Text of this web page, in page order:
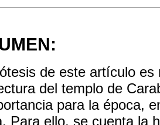
de este artículo
del templo de
para la época,
Para ello, se cuenta la